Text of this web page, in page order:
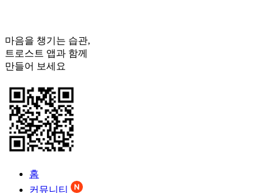
마음을 챙기는 습관,
트로스트 앱과 함께
만들어 보세요
홈
커뮤니티